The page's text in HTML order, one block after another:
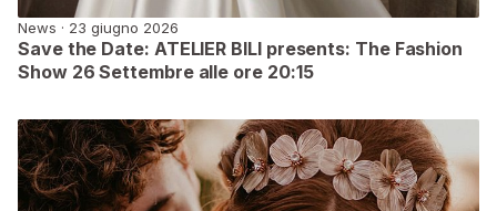
News · 23 giugno 2026
Save the Date: ATELIER BILI presents: The Fashion
Show 26 Settembre alle ore 20:15